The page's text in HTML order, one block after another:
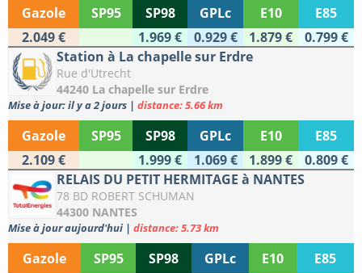
Gazole SP95 SP98 GPLc E10
E85
2.049 €
1.969 € 0.929 € 1.879 €
0.799 €
Station à La chapelle sur Erdre
Rue d'Utrecht
44240 La chapelle sur Erdre
Mise à jour: il y a 2 jours | distance: 5.66 km
Gazole SP95 SP98 GPLc E10
E85
2.109 €
1.999 € 1.069 € 1.899 €
0.809 €
RELAIS DU PETIT HERMITAGE à NANTES
78 BD ROBERT SCHUMAN
44300 NANTES
Mise à jour aujourd'hui | distance: 5.73 km
Gazole SP95 SP98 GPLc E10
E85